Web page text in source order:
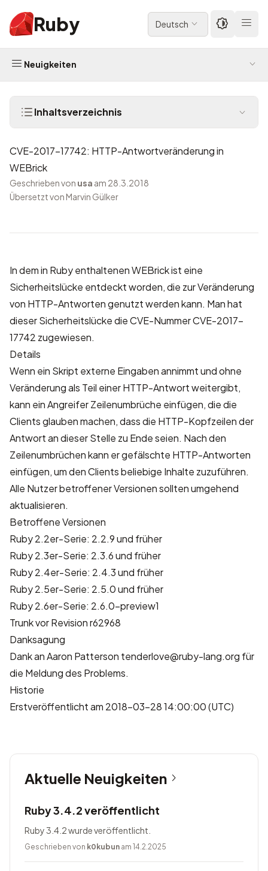
Ruby Deutsch
Neuigkeiten
Inhaltsverzeichnis
CVE-2017-17742: HTTP-Antwortveränderung in
WEBrick
Geschrieben von usa am 28.3.2018
Übersetzt von Marvin Gülker
In dem in Ruby enthaltenen WEBrick ist eine
Sicherheitslücke entdeckt worden, die zur Veränderung
von HTTP-Antworten genutzt werden kann. Man hat
dieser Sicherheitslücke die CVE-NummerCVE-2017-
17742 zugewiesen.
Details
Wenn ein Skript externe Eingaben annimmt und ohne
Veränderung als Teil einer HTTP-Antwort weitergibt,
kann ein Angreifer Zeilenumbrüche einfügen, die die
Clients glauben machen, dass die HTTP-Kopfzeilen der
Antwort an dieser Stelle zu Ende seien. Nach den
Zeilenumbrüchen kann er gefälschte HTTP-Antworten
einfügen, um den Clients beliebige Inhalte zuzuführen.
Alle Nutzer betroffener Versionen sollten umgehend
aktualisieren.
Betroffene Versionen
Ruby 2.2er-Serie: 2.2.9 und früher
Ruby 2.3er-Serie: 2.3.6 und früher
Ruby 2.4er-Serie: 2.4.3 und früher
Ruby 2.5er-Serie: 2.5.0 und früher
Ruby 2.6er-Serie: 2.6.0-preview1
Trunk vor Revision r62968
Danksagung
Dank an Aaron Patterson tenderlove@ruby-lang.org für
die Meldung des Problems.
Historie
Erstveröffentlicht am 2018-03-28 14:00:00 (UTC)
Aktuelle Neuigkeiten
Ruby 3.4.2 veröffentlicht
Ruby 3.4.2 wurde veröffentlicht.
Geschrieben von k0kubun am 14.2.2025